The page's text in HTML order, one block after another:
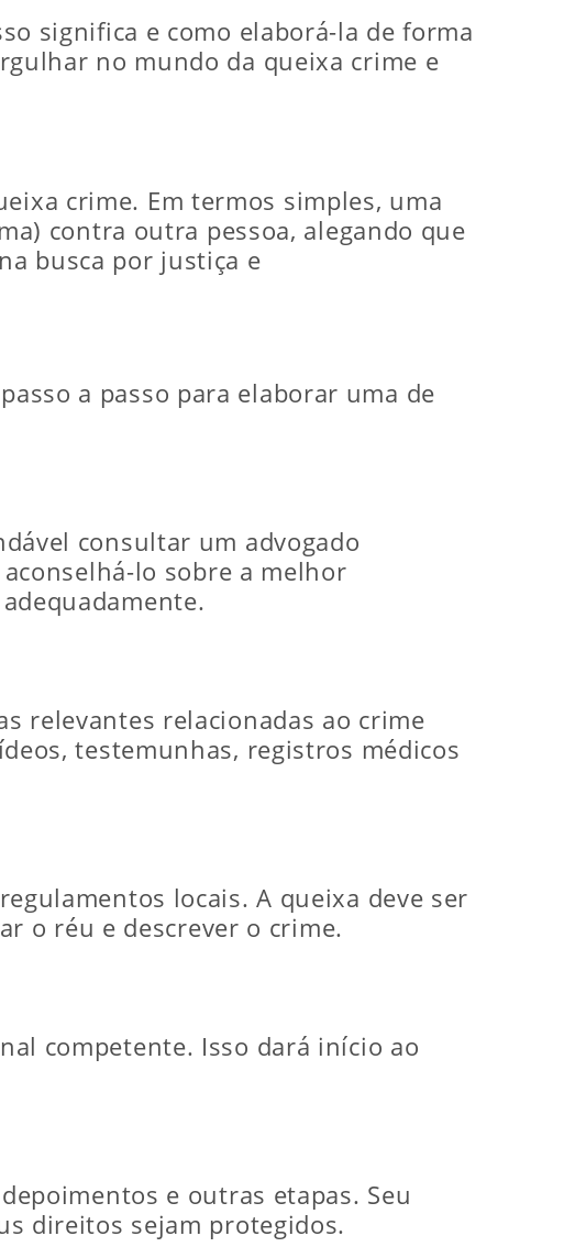
significa e como elaborá-la de forma
no mundo da queixa crime e
crime. Em termos simples, uma
contra outra pessoa, alegando que
busca por justiça e
a passo para elaborar uma de
consultar um advogado
lo sobre a melhor
relevantes relacionadas ao crime
testemunhas, registros médicos
locais. A queixa deve ser
o réu e descrever o crime.
competente. Isso dará início ao
e outras etapas. Seu
direitos sejam protegidos.